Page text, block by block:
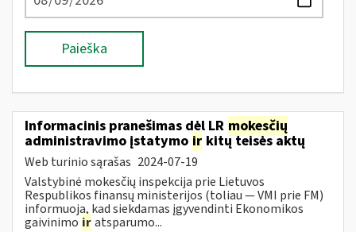
Paieška
Informacinis pranešimas dėl LR mokesčių
administravimo įstatymo ir kitų teisės aktų
Web turinio sąrašas 2024-07-19
Valstybinė mokesčių inspekcija prie Lietuvos
Respublikos finansų ministerijos (toliau — VMI prie FM)
informuoja, kad siekdamas įgyvendinti Ekonomikos
gaivinimo iratsparumo...